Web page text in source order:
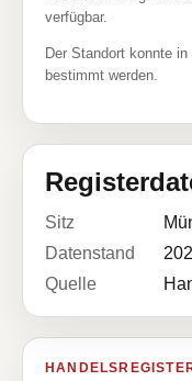
verfügbar.
Der Standort konnte
bestimmt werden.
Sitz
Datenstand
Quelle